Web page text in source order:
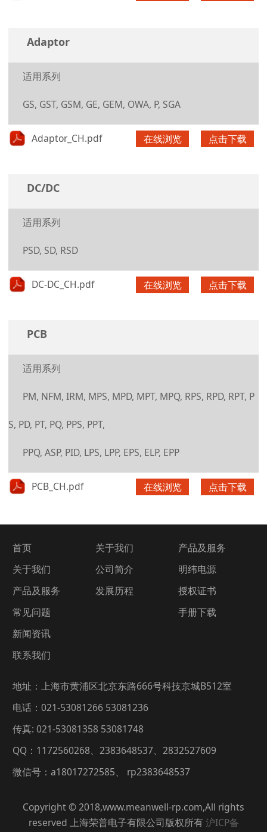
Adaptor
适用系列
GS, GST, GSM, GE, GEM, OWA, P, SGA
Adaptor_CH.pdf 在线浏览 点击下载
DC/DC
适用系列
PSD, SD, RSD
DC-DC_CH.pdf 在线浏览 点击下载
PCB
适用系列
PM, NFM, IRM, MPS, MPD, MPT, MPQ, RPS, RPD, RPT, P
S, PD, PT, PQ, PPS, PPT,
PPQ, ASP, PID, LPS, LPP, EPS, ELP, EPP
PCB_CH.pdf 在线浏览 点击下载
首页
关于我们
产品及服务
常见问题
新闻资讯
联系我们
关于我们
公司简介
发展历程
产品及服务
明纬电源
授权证书
手册下载
地址：上海市黄浦区北京东路666号科技京城B512室
电话：021-53081266 53081236
传真: 021-53081358 53081748
QQ：1172560268、2383648537、2832527609
微信号：a18017272585、 rp2383648537
Copyright © 2018,www.meanwell-rp.com,All rights
reserved 上海荣普电子有限公司版权所有沪ICP备